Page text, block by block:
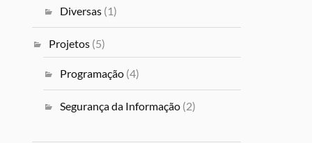
Diversas (1)
Projetos (5)
Programação (4)
Segurança da Informação (2)